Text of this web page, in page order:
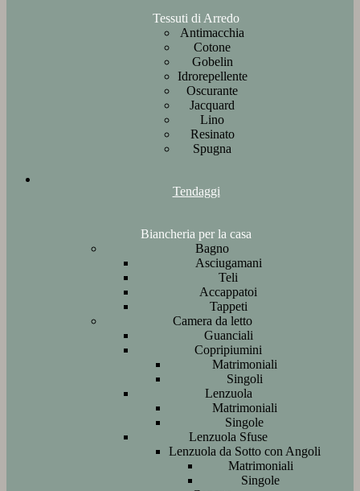
Tessuti di Arredo
Antimacchia
Cotone
Gobelin
Idrorepellente
Oscurante
Jacquard
Lino
Resinato
Spugna
Tendaggi
Biancheria per la casa
Bagno
Asciugamani
Teli
Accappatoi
Tappeti
Camera da letto
Guanciali
Copripiumini
Matrimoniali
Singoli
Lenzuola
Matrimoniali
Singole
Lenzuola Sfuse
Lenzuola da Sotto con Angoli
Matrimoniali
Singole